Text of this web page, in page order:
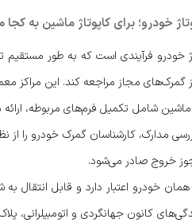
خودرو؛ برای کاپوتاژ ماشین به
خودرو فرآیندی است که به طور
گمرک‌های مجاز مراجعه کند. این مراکز
شامل تکمیل فرم‌های مربوطه،
مدارک، کارشناسان گمرک خودرو را
خروج صادر می‌شود.
همان خودرو اعتبار دارد و قابل
کانون جهانگردی و اتومبیلرانی،